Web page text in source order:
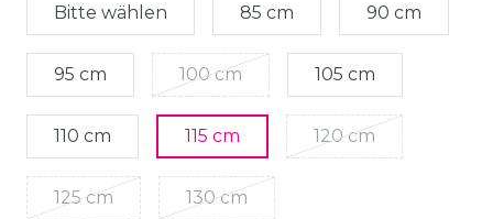
Bitte wählen 85 cm 90 cm
95 cm 100 cm 105 cm
110 cm 115 cm 120 cm
125 cm 130 cm